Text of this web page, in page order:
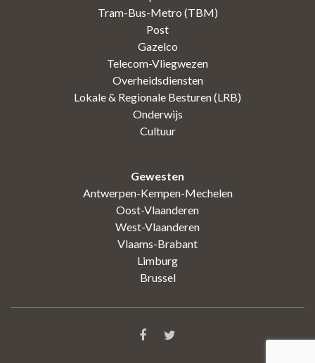
Tram-Bus-Metro (TBM)
Post
Gazelco
Telecom-Vliegwezen
Overheidsdiensten
Lokale & Regionale Besturen (LRB)
Onderwijs
Cultuur
Gewesten
Antwerpen-Kempen-Mechelen
Oost-Vlaanderen
West-Vlaanderen
Vlaams-Brabant
Limburg
Brussel